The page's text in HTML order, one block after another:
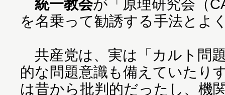
統一教会が「原理研究会（
を名乗って勧誘する手法とよ
共産党は、実は「カルト問
的な問題意識も備えていたり
は昔から批判的だったし、機